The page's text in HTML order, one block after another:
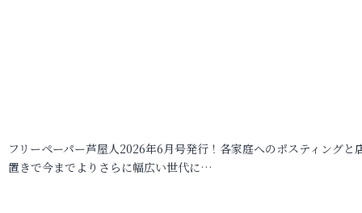
フリーペーパー芦屋人2026年6月号発行！各家庭へのポスティングと
置きで今までよりさらに幅広い世代に…